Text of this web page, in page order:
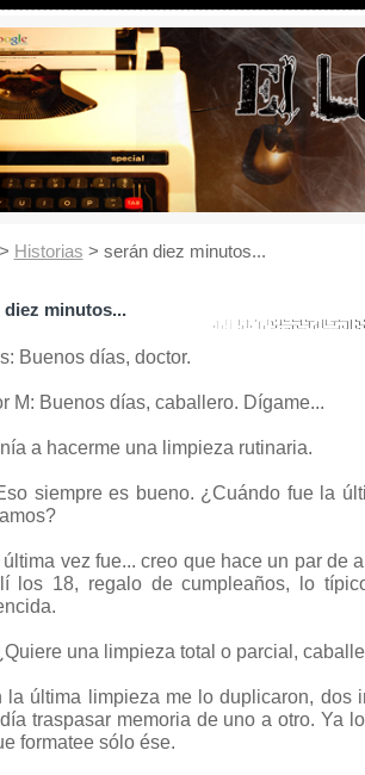
Historias > serán diez minutos...
diez minutos...
Buenos días, doctor.
M: Buenos días, caballero. Dígame...
a hacerme una limpieza rutinaria.
siempre es bueno. ¿Cuándo fue la
vez fue... creo que hace un par de
los 18, regalo de cumpleaños, lo
una limpieza total o parcial,
la última limpieza me lo duplicaron, dos
traspasar memoria de uno a otro. Ya
formatee sólo ése.